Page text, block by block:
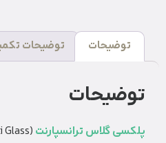
توضیحات تکمیلی
گلاس ترانسپارنت(
Plexi Glass